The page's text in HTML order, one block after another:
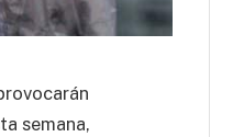
semana,